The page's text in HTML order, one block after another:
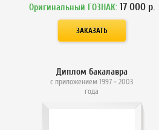
Оригинальный ГОЗНАК: 17 000р.
Диплом бакалавра
с приложением 1997 - 2003
года